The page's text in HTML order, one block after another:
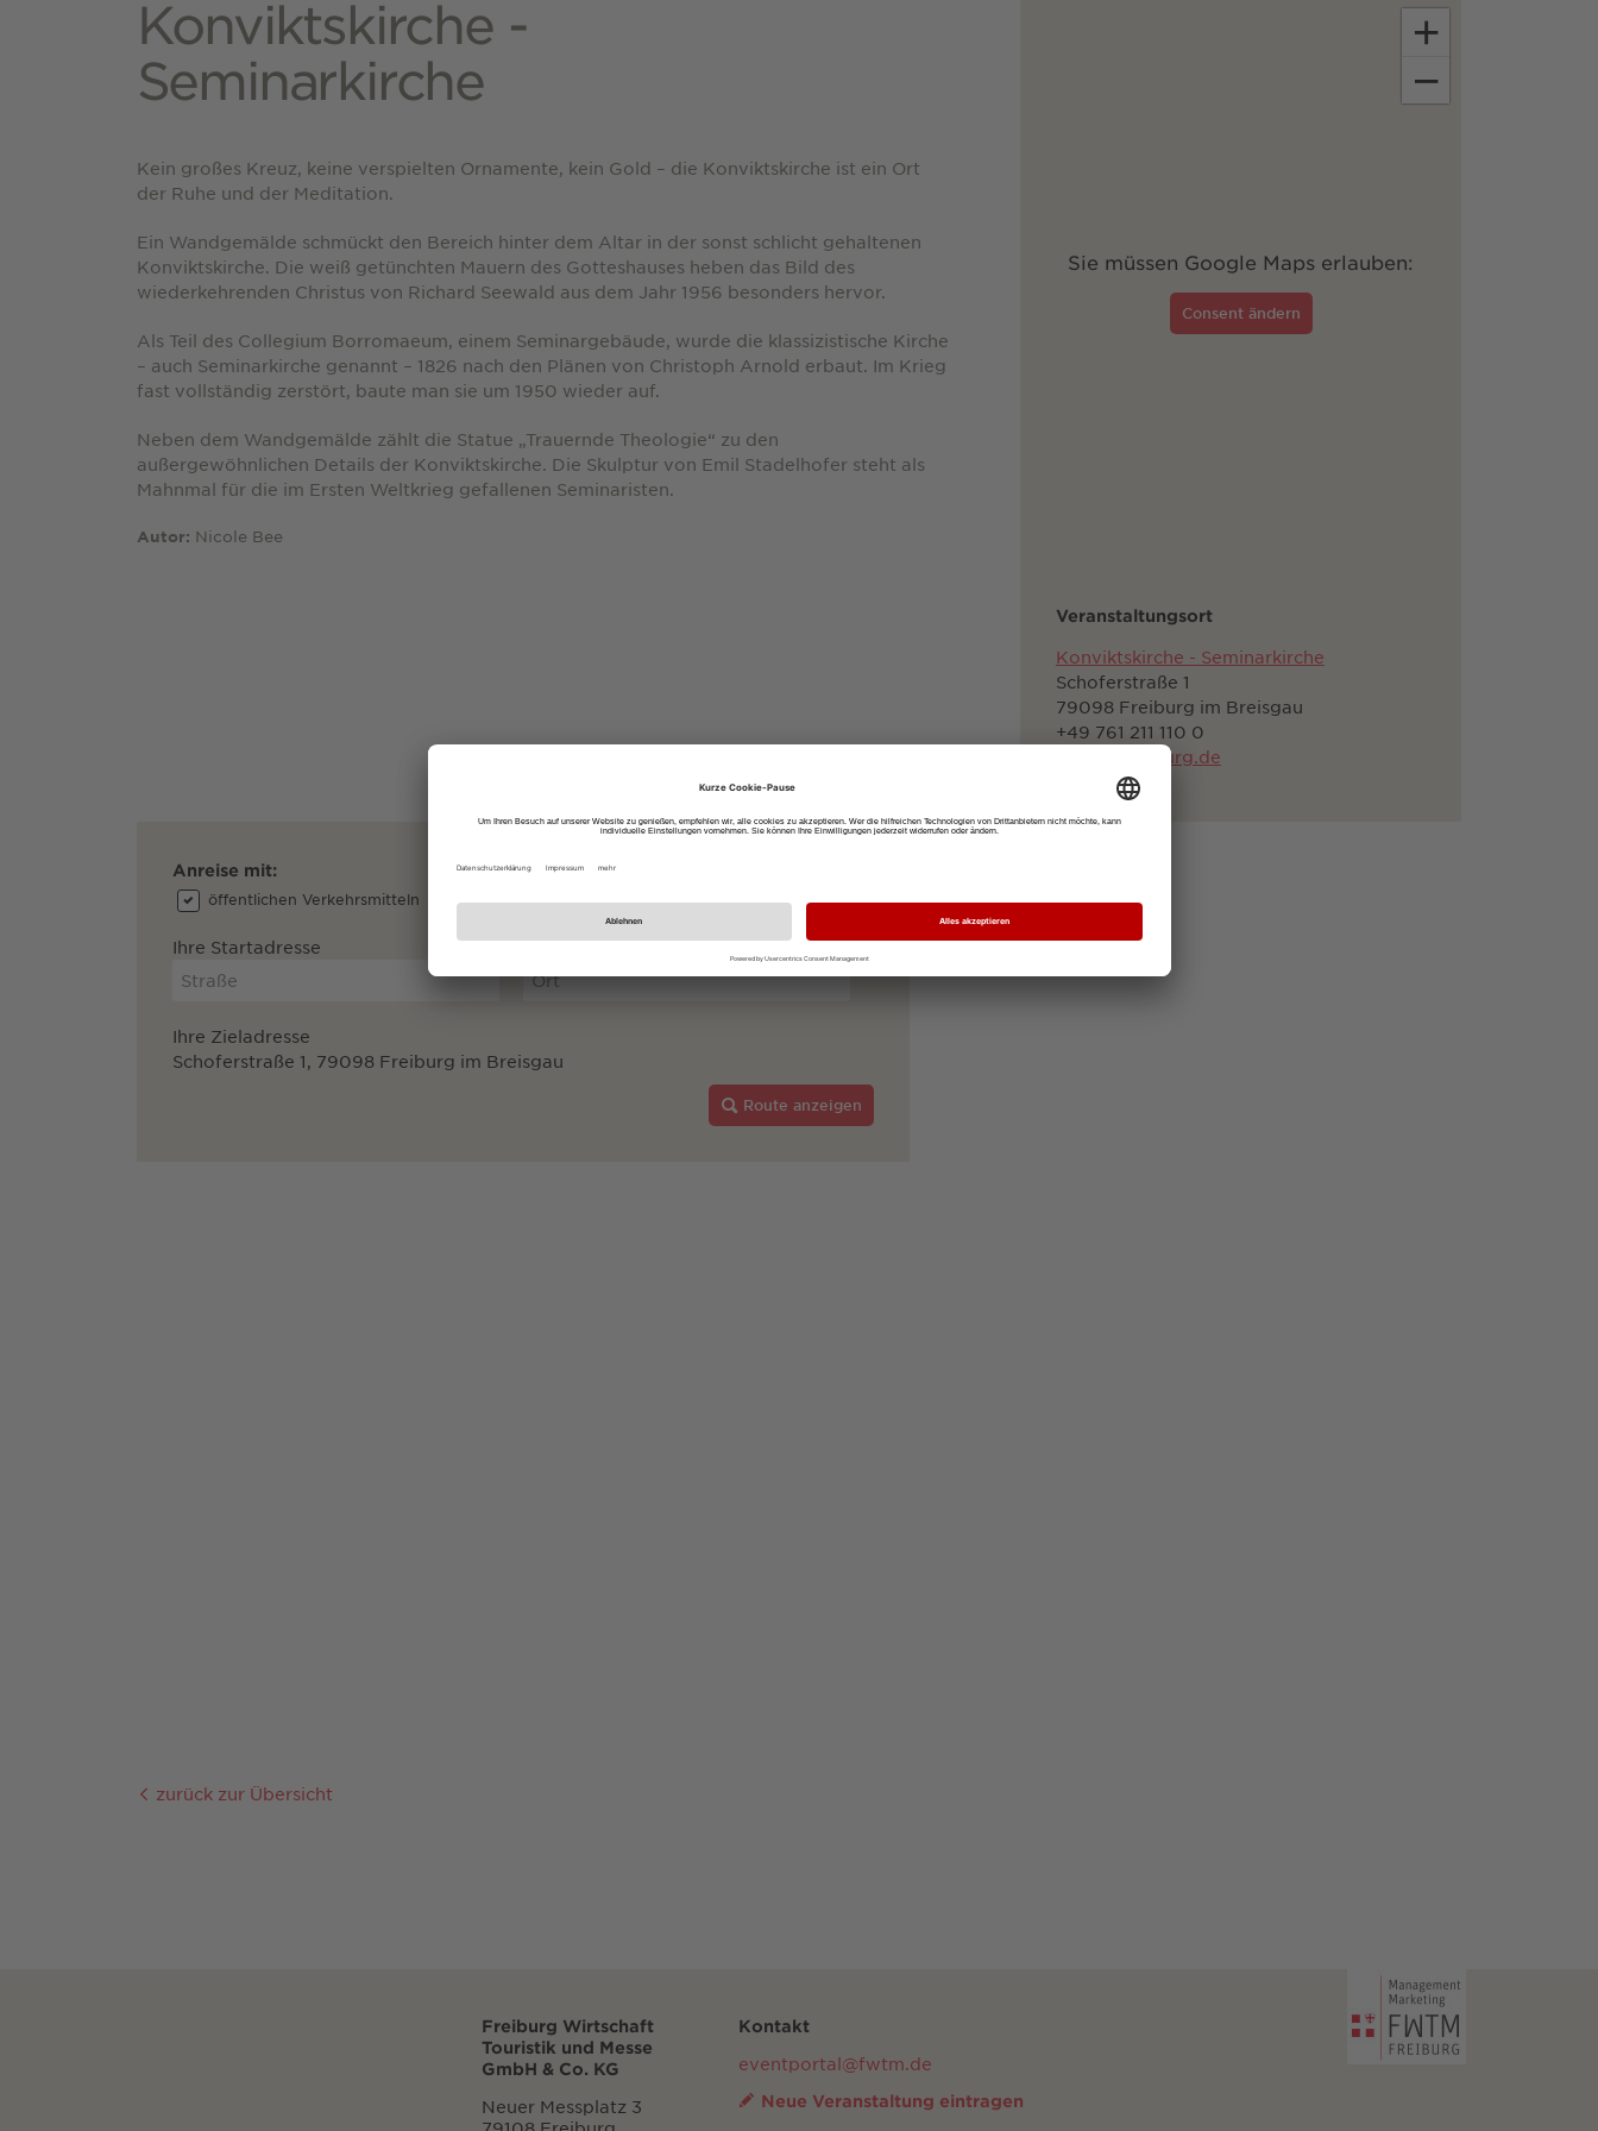
Konviktskirche -
Seminarkirche
Kein großes Kreuz, keine verspielten Ornamente, kein Gold – die Konviktskirche ist ein Ort
der Ruhe und der Meditation.
Ein Wandgemälde schmückt den Bereich hinter dem Altar in der sonst schlicht gehaltenen
Konviktskirche. Die weiß getünchten Mauern des Gotteshauses heben das Bild des
wiederkehrenden Christus von Richard Seewald aus dem Jahr 1956 besonders hervor.
Als Teil des Collegium Borromaeum, einem Seminargebäude, wurde die klassizistische Kirche
– auch Seminarkirche genannt – 1826 nach den Plänen von Christoph Arnold erbaut. Im Krieg
fast vollständig zerstört, baute man sie um 1950 wieder auf.
Neben dem Wandgemälde zählt die Statue „Trauernde Theologie“ zu den
außergewöhnlichen Details der Konviktskirche. Die Skulptur von Emil Stadelhofer steht als
Mahnmal für die im Ersten Weltkrieg gefallenen Seminaristen.
Autor: Nicole Bee
Sie müssen Google Maps erlauben:
Consent ändern
+
−
Veranstaltungsort
Konviktskirche - Seminarkirche
Schoferstraße 1
79098 Freiburg im Breisgau
+49 761 211 110 0
cb@cb-freiburg.de
Anreise mit:
öffentlichen Verkehrsmitteln dem Auto dem Fahrrad zu Fuß
Ihre Startadresse
Ihre Zieladresse
Schoferstraße 1, 79098 Freiburg im Breisgau
Route anzeigen
zurück zur Übersicht
Freiburg Wirtschaft
Touristik und Messe
GmbH & Co. KG
Neuer Messplatz 3
Kontakt
eventportal@fwtm.de
Neue Veranstaltung eintragen